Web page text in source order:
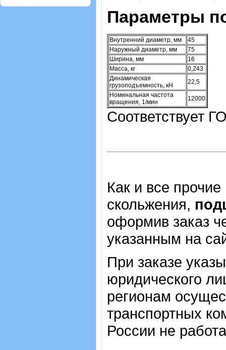
Параметры
Внутренний диаметр, мм
45
Наружный диаметр, мм
75
Ширина, мм
16
Масса, кг
0,243
Динамическая
грузоподъемность, кН
22,5
Номинальная частота
вращения, 1/мин
12000
Соответствует
Как и все
скольжения,
оформив заказ
указанным на
При заказе
юридического
регионам
транспортных
России не